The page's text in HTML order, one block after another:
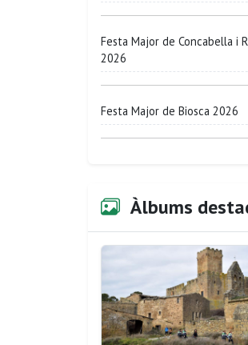
Festa Major de Concabella i
2026
Festa Major de Biosca 2026
Àlbums